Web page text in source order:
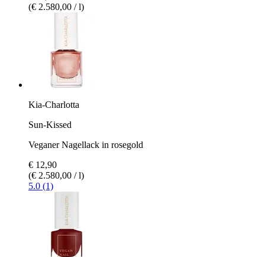
(€ 2.580,00 / l)
Kia-Charlotta
Sun-Kissed
Veganer Nagellack in rosegold
€ 12,90
(€ 2.580,00 / l)
5.0 (1)